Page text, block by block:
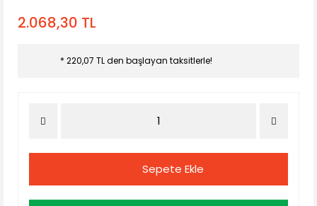
2.068,30 TL
* 220,07 TL den başlayan taksitlerle!
Sepete Ekle